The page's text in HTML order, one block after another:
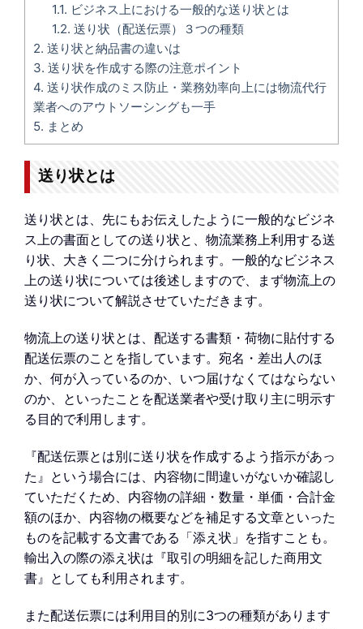
1.1. ビジネス上における一般的な送り状とは
1.2. 送り状（配送伝票）３つの種類
2. 送り状と納品書の違いは
3. 送り状を作成する際の注意ポイント
4. 送り状作成のミス防止・業務効率向上には物流代行
業者へのアウトソーシングも一手
5. まとめ
送り状とは
送り状とは、先にもお伝えしたように一般的なビジネ
ス上の書面としての送り状と、物流業務上利用する送
り状、大きく二つに分けられます。一般的なビジネス
上の送り状については後述しますので、まず物流上の
送り状について解説させていただきます。
物流上の送り状とは、配送する書類・荷物に貼付する
配送伝票のことを指しています。宛名・差出人のほ
か、何が入っているのか、いつ届けなくてはならない
のか、といったことを配送業者や受け取り主に明示す
る目的で利用します。
『配送伝票とは別に送り状を作成するよう指示があっ
た』という場合には、内容物に間違いがないか確認し
ていただくため、内容物の詳細・数量・単価・合計金
額のほか、内容物の概要などを補足する文章といった
ものを記載する文書である「添え状」を指すことも。
輸出入の際の添え状は『取引の明細を記した商用文
書』としても利用されます。
また配送伝票には利用目的別に3つの種類があります